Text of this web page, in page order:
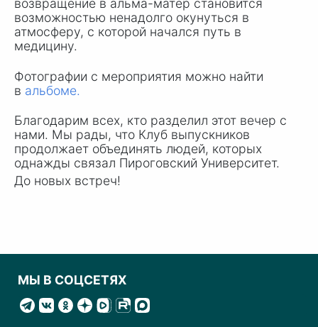
возвращение в альма-матер становится
возможностью ненадолго окунуться в
атмосферу, с которой начался путь в
медицину.
Фотографии с мероприятия можно найти
в альбоме.
Благодарим всех, кто разделил этот вечер с
нами. Мы рады, что Клуб выпускников
продолжает объединять людей, которых
однажды связал Пироговский Университет.
До новых встреч!
МЫ В СОЦСЕТЯХ